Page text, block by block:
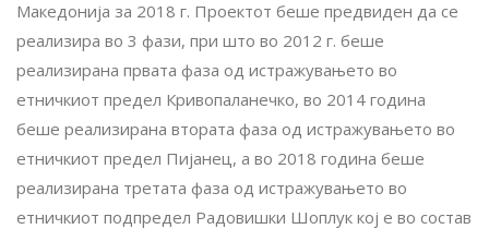
Македонија за 2018 г. Проектот беше предвиден да се
реализира во 3 фази, при што во 2012 г. беше
реализирана првата фаза од истражувањето во
етничкиот предел Кривопаланечко, во 2014 година
беше реализирана втората фаза од истражувањето во
етничкиот предел Пијанец, а во 2018 година беше
реализирана третата фаза од истражувањето во
етничкиот подпредел Радовишки Шоплук кој е во состав